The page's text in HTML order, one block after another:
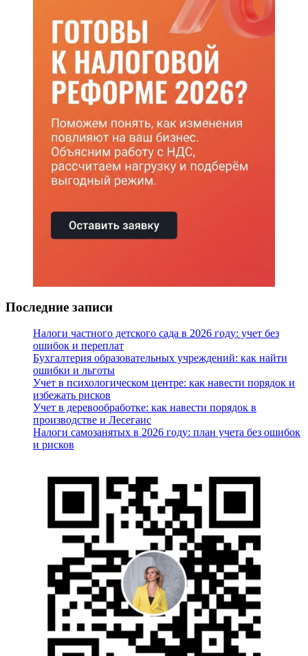
Последние записи
Налоги частного детского сада в 2026 году: учет без
ошибок и переплат
Бухгалтерия образовательных учреждений: как найти
ошибки и льготы
Учет в психологическом центре: как навести порядок и
избежать рисков
Учет в деревообработке: как навести порядок в
производстве и Лесегаис
Налоги самозанятых в 2026 году: план учета без ошибок
и рисков